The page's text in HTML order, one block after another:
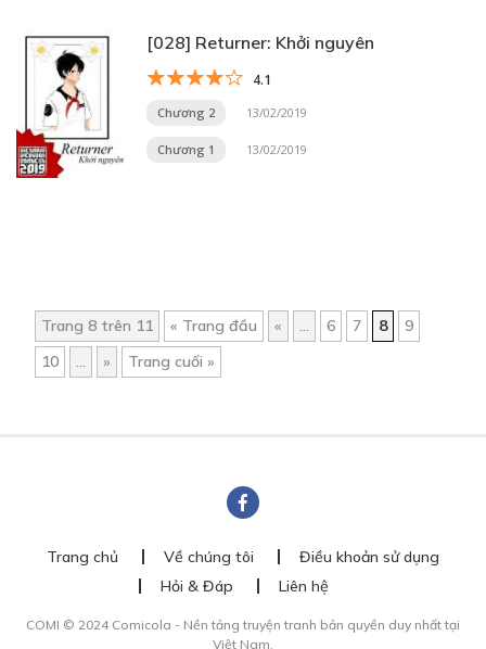
[028] Returner: Khởi nguyên
4.1
Chương 2 13/02/2019
Chương 1 13/02/2019
Trang 8 trên 11 « Trang đầu « ... 6 7 8
9
10
... » Trang cuối »
Trang chủ Về chúng tôi
Điều khoản sử dụng
Hỏi & Đáp
Liên hệ
COMI © 2024 Comicola - Nền tảng truyện tranh bản quyền duy nhất tại
Việt Nam.